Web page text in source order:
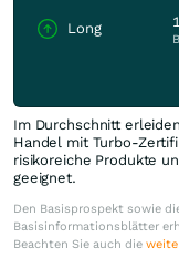
Long
Im Durchschnitt
Handel mit Turbo-
risikoreiche Produkte
geeignet.
Den Basisprospekt sowie
Basisinformationsblätter
Beachten Sie auch die